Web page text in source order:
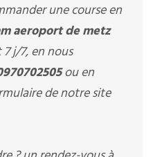
une course en
aeroport de metz
j/7, en nous
ou en
de notre site